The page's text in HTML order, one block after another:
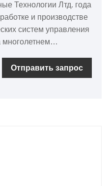
Технологии Лтд. года
и производстве
систем управления
связанных с
Независимые
Компания имеет
Отправить запрос